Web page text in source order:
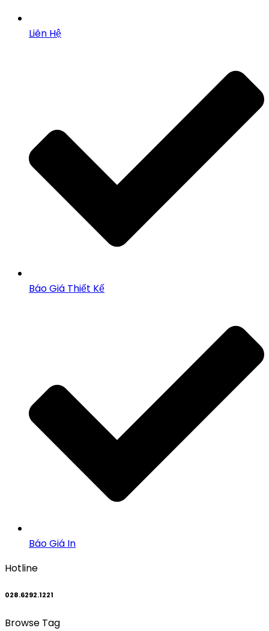
Liên Hệ
Báo Giá Thiết Kế
Báo Giá In
Hotline
028.6292.1221
Browse Tag